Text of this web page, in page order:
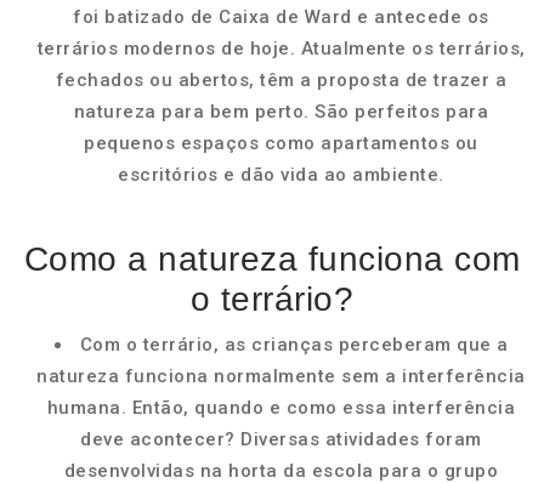
foi batizado de Caixa de Ward e antecede os
terrários modernos de hoje. Atualmente os terrários,
fechados ou abertos, têm a proposta de trazer a
natureza para bem perto. São perfeitos para
pequenos espaços como apartamentos ou
escritórios e dão vida ao ambiente.
Como a natureza funciona com
o terrário?
Com o terrário, as crianças perceberam que a
natureza funciona normalmente sem a interferência
humana. Então, quando e como essa interferência
deve acontecer? Diversas atividades foram
desenvolvidas na horta da escola para o grupo